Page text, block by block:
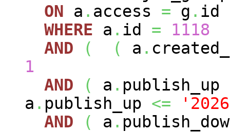
ON a . access = g . id
WHERE a . id =
1118
AND
( ( a .
1
AND
( a . publish_up
a . publish_up <=
AND
( a .